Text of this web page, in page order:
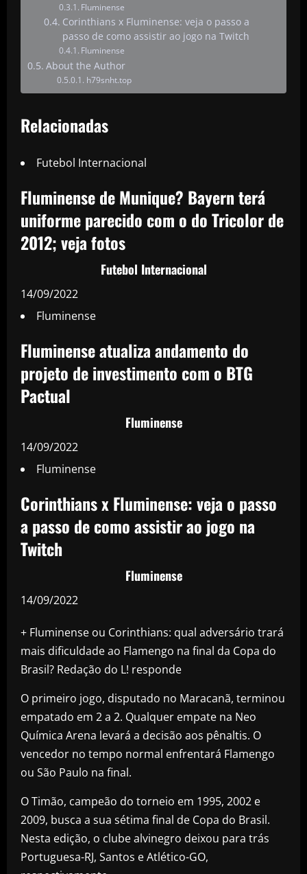
Fluminense
Corinthians x Fluminense: veja o passo a
passo de como assistir ao jogo na Twitch
Fluminense
About the Author
h79snht.top
Relacionadas
Futebol Internacional
Fluminense de Munique? Bayern terá
uniforme parecido com o do Tricolor de
2012; veja fotos
Futebol Internacional
14/09/2022
Fluminense
Fluminense atualiza andamento do
projeto de investimento com o BTG
Pactual
Fluminense
14/09/2022
Fluminense
Corinthians x Fluminense: veja o passo
a passo de como assistir ao jogo na
Twitch
Fluminense
14/09/2022
+ Fluminense ou Corinthians: qual adversário trará
mais dificuldade ao Flamengo na final da Copa do
Brasil? Redação do L! responde
O primeiro jogo, disputado no Maracanã, terminou
empatado em 2 a 2. Qualquer empate na Neo
Química Arena levará a decisão aos pênaltis. O
vencedor no tempo normal enfrentará Flamengo
ou São Paulo na final.
O Timão, campeão do torneio em 1995, 2002 e
2009, busca a sua sétima final de Copa do Brasil.
Nesta edição, o clube alvinegro deixou para trás
Portuguesa-RJ, Santos e Atlético-GO,